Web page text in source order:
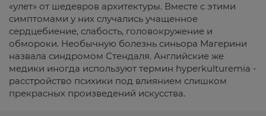
«улет» от шедевров архитектуры. Вместе с этими
симптомами у них случались учащенное
сердцебиение, слабость, головокружение и
обмороки. Необычную болезнь синьора Магерини
назвала синдромом Стендаля. Английские же
медики иногда используют термин hyperkulturemia -
расстройство психики под влиянием слишком
прекрасных произведений искусства.